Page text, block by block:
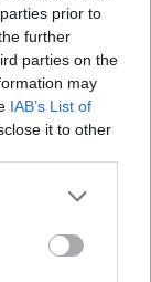
prior to
further
parties on the
may
IAB’s List of
it to other
λέγοντας
τις